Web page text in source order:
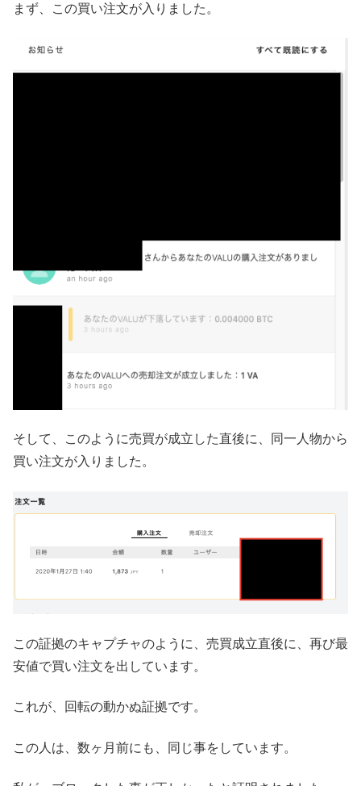
まず、この買い注文が入りました。
そして、このように売買が成立した直後に、同一人物から
買い注文が入りました。
この証拠のキャプチャのように、売買成立直後に、再び最
安値で買い注文を出しています。
これが、回転の動かぬ証拠です。
この人は、数ヶ月前にも、同じ事をしています。